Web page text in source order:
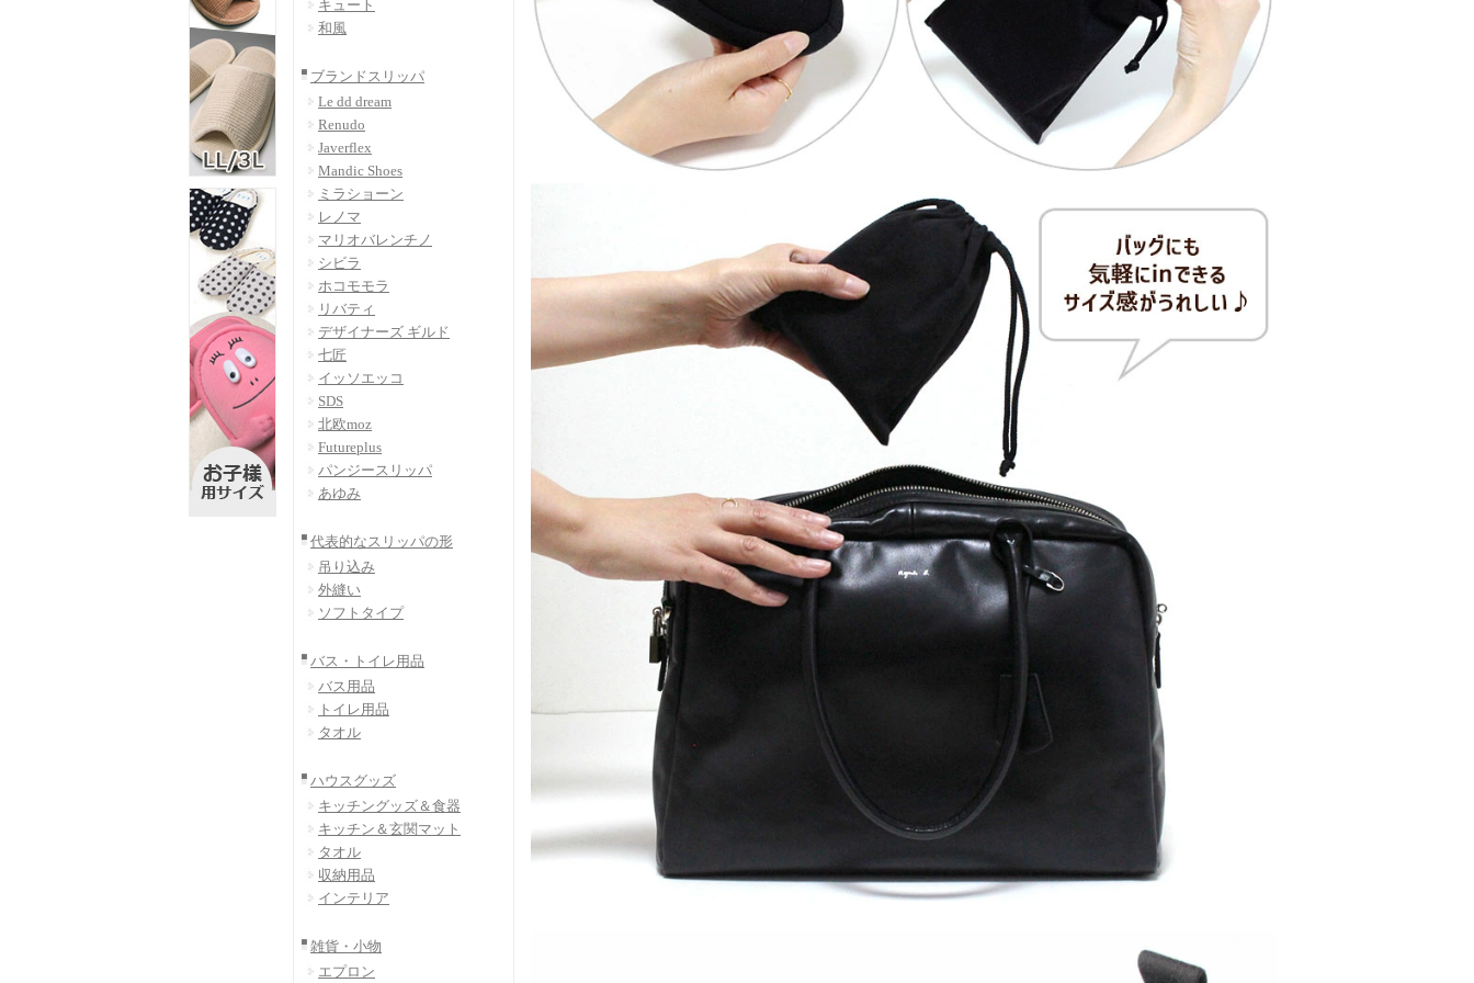
キュート
和風
ブランドスリッパ
Le dd dream
Renudo
Javerflex
Mandic Shoes
ミラショーン
レノマ
マリオバレンチノ
シビラ
ホコモモラ
リバティ
デザイナーズ ギルド
七匠
イッソエッコ
SDS
北欧moz
Futureplus
パンジースリッパ
あゆみ
代表的なスリッパの形
吊り込み
外縫い
ソフトタイプ
バス・トイレ用品
バス用品
トイレ用品
タオル
ハウスグッズ
キッチングッズ＆食器
キッチン＆玄関マット
タオル
収納用品
インテリア
雑貨・小物
エプロン